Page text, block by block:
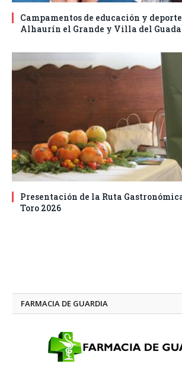
Campamentos de educación y
Alhaurín el Grande y Villa del
Presentación de la Ruta
Toro 2026
FARMACIA DE GUARDIA